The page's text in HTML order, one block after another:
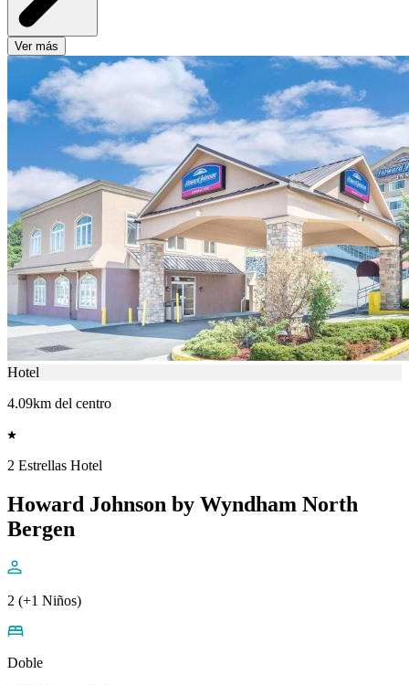
Ver más
Hotel
4.09km del centro
2 Estrellas Hotel
Howard Johnson by Wyndham North
Bergen
2 (+1 Niños)
Doble